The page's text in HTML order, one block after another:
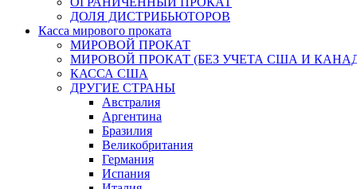
ДОЛЯ ДИСТРИБЬЮТОРОВ
Касса мирового проката
МИРОВОЙ ПРОКАТ
МИРОВОЙ ПРОКАТ (БЕЗ УЧЕТА США И
КАССА США
ДРУГИЕ СТРАНЫ
Австралия
Аргентина
Бразилия
Великобритания
Германия
Испания